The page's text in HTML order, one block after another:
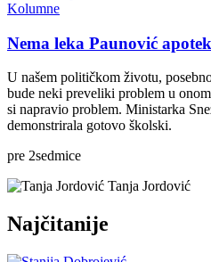
Kolumne
Nema leka Paunović
U našem političkom životu,
bude neki preveliki problem u
si napravio problem. Ministarka
demonstrirala gotovo školski.
pre 2sedmice
Tanja Jordović
Najčitanije